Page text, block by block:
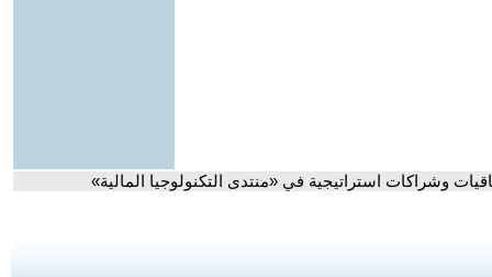
وشراكات استراتيجية في «منتدى التكنولوجيا المالية»